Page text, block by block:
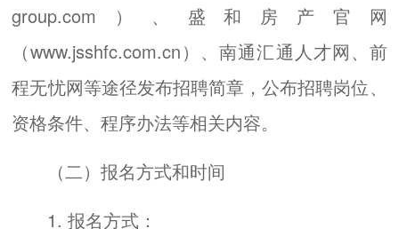
group.com）、盛和房产官网
（www.jsshfc.com.cn）、南通汇通人才网、前
程无忧网等途径发布招聘简章，公布招聘岗位、
资格条件、程序办法等相关内容。
（二）报名方式和时间
1. 报名方式：